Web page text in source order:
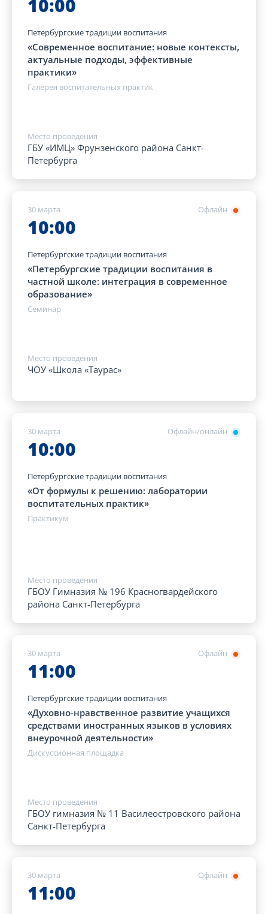
10:00
Петербургские традиции воспитания
«Современное воспитание: новые контексты,
актуальные подходы, эффективные
практики»
Галерея воспитательных практик
Место проведения
ГБУ «ИМЦ» Фрунзенского района Санкт-
Петербурга
Офлайн
30 марта
10:00
Петербургские традиции воспитания
«Петербургские традиции воспитания в
частной школе: интеграция в современное
образование»
Семинар
Место проведения
ЧОУ «Школа «Таурас»
Офлайн/онлайн
30 марта
10:00
Петербургские традиции воспитания
«От формулы к решению: лаборатории
воспитательных практик»
Практикум
Место проведения
ГБОУ Гимназия № 196 Красногвардейского
района Санкт-Петербурга
Офлайн
30 марта
11:00
Петербургские традиции воспитания
«Духовно-нравственное развитие учащихся
средствами иностранных языков в условиях
внеурочной деятельности»
Дискуссионная площадка
Место проведения
ГБОУ гимназия № 11 Василеостровского района
Санкт-Петербурга
Офлайн
30 марта
11:00